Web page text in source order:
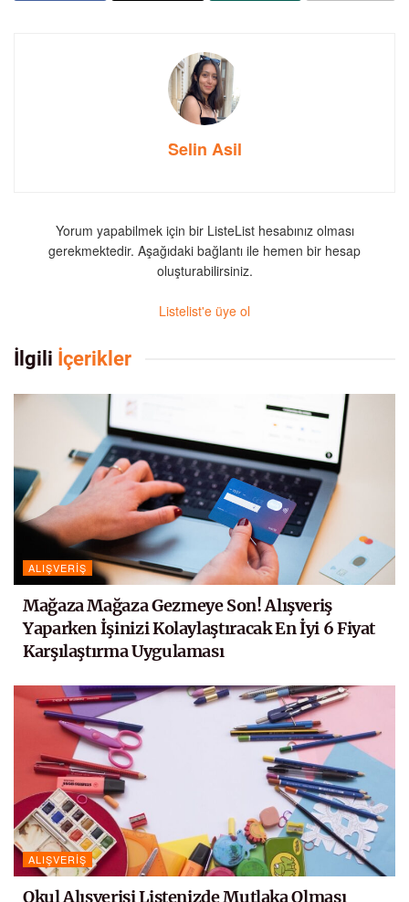
Selin Asil
Yorum yapabilmek için bir ListeList hesabınız olması
gerekmektedir. Aşağıdaki bağlantı ile hemen bir hesap
oluşturabilirsiniz.
Listelist'e üye ol
İlgili İçerikler
ALIŞVERIŞ
Mağaza Mağaza Gezmeye Son! Alışveriş
Yaparken İşinizi Kolaylaştıracak En İyi 6 Fiyat
Karşılaştırma Uygulaması
ALIŞVERIŞ
Okul Alışverişi Listenizde Mutlaka Olması